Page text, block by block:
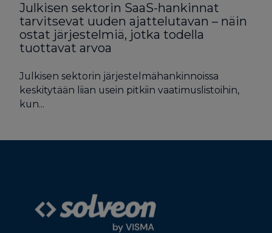
Julkisen sektorin SaaS-hankinnat
tarvitsevat uuden ajattelutavan – näin
ostat järjestelmiä, jotka todella
tuottavat arvoa
Julkisen sektorin järjestelmähankinnoissa
keskitytään liian usein pitkiin vaatimuslistoihin,
kun...